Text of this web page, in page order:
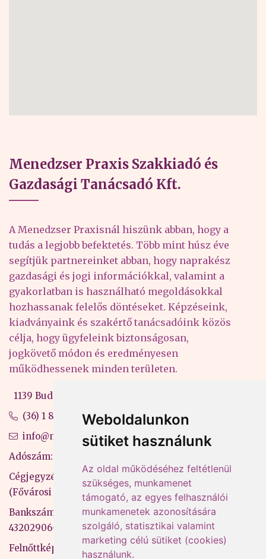
Weboldalunkon
sütiket használunk
Az oldal működéséhez feltétlenül
szükséges, munkamenet
támogató, az egyes felhasználói
munkamenetek azonosítására
szolgáló, statisztikai valamint
marketing célú sütiket (cookies)
használunk.
Menedzser Praxis Szakkiadó és
Gazdasági Tanácsadó Kft.
A Menedzser Praxisnál hiszünk abban, hogy a
tudás a legjobb befektetés. Több mint húsz éve
segítjük partnereinket abban, hogy naprakész
gazdasági és jogi információkkal, valamint a
gyakorlatban is használható megoldásokkal
hozhassanak felelős döntéseket. Képzéseink,
kiadványaink és szakértő tanácsadóink közös
célja, hogy ügyfeleink biztonságosan,
jogkövető módon és eredményesen
működhessenek minden területen.
1139 Budapest, Váci út 99-105. 4. em.
(36) 1 880 76 00
info@mprx.hu
Adószám: 13598145-2-41
Cégjegyzékszám: 01-09-883770
(Fővárosi Bíróság)
Bankszámlaszám: CIB Bank, 10700581-
43202906-51100005
Felnőttképzési nyilvántartási szám: